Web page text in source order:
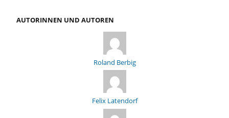
AUTORINNEN UND AUTOREN
Roland Berbig
Felix Latendorf